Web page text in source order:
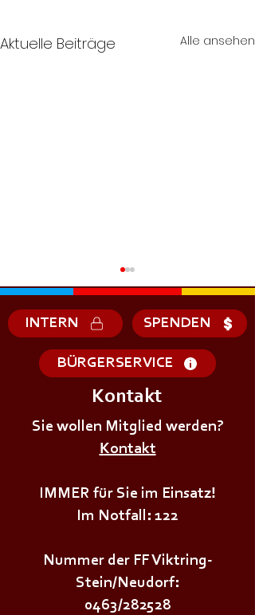
Aktuelle Beiträge Alle ansehen
+++𝗘𝗥𝗦𝗧𝗘 - 𝗛𝗜𝗟𝗙𝗘
𝗞𝗨𝗥𝗦 𝗱𝗲𝗿
𝗝𝘂𝗴𝗲𝗻𝗱𝗳𝗲𝘂𝗲𝗿𝘄𝗲𝗵𝗿+++
INTERN SPENDEN
BÜRGERSERVICE
Kontakt
Sie wollen Mitglied werden?
Kontakt
IMMER für Sie im Einsatz!
Im Notfall: 122
Nummer der FF Viktring-
Stein/Neudorf:
0463/282528